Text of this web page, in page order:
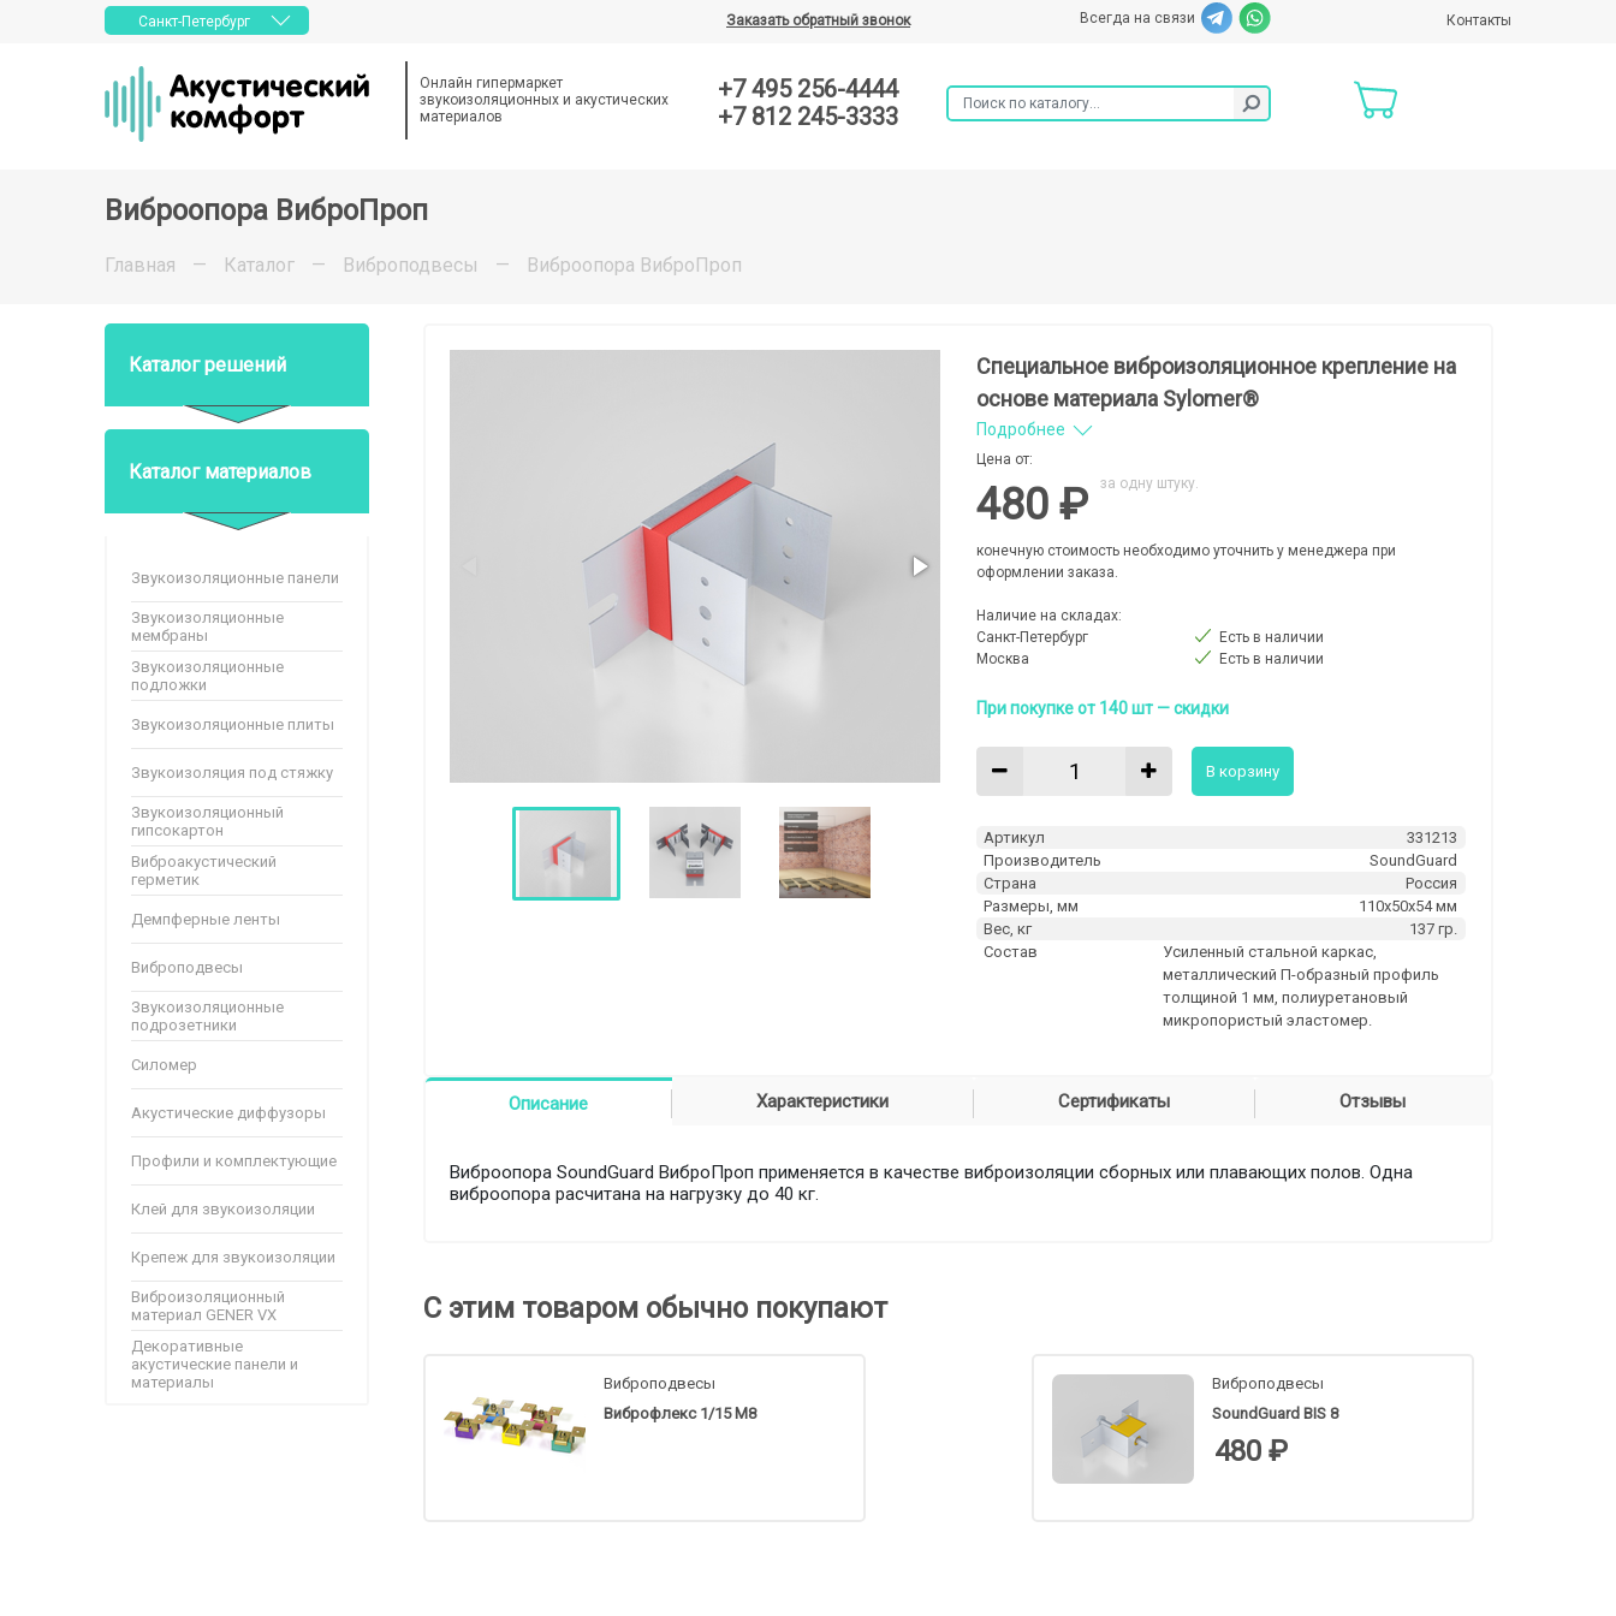
Санкт-Петербург Заказать обратный звонок Всегда на связи Контакты
Онлайн гипермаркет
звукоизоляционных и акустических
материалов
+7 495 256-4444
+7 812 245-3333
Виброопора ВиброПроп
Главная — Каталог — Виброподвесы — Виброопора ВиброПроп
Каталог решений
Каталог материалов
Звукоизоляционные панели
Звукоизоляционные
мембраны
Звукоизоляционные
подложки
Звукоизоляционные плиты
Звукоизоляция под стяжку
Звукоизоляционный
гипсокартон
Виброакустический
герметик
Демпферные ленты
Виброподвесы
Звукоизоляционные
подрозетники
Силомер
Акустические диффузоры
Профили и комплектующие
Клей для звукоизоляции
Крепеж для звукоизоляции
Виброизоляционный
материал GENER VX
Декоративные
акустические панели и
материалы
Специальное виброизоляционное крепление на
основе материала Sylomer®
Подробнее
Цена от:
480 ₽ за одну штуку.
конечную стоимость необходимо уточнить у менеджера при
оформлении заказа.
Наличие на складах:
Санкт-Петербург
Есть в наличии
Москва
Есть в наличии
При покупке от 140 шт — скидки
В корзину
Артикул
331213
Производитель
SoundGuard
Страна
Россия
Размеры, мм
110х50х54 мм
Вес, кг
137 гр.
Состав
Усиленный стальной каркас,
металлический П-образный профиль
толщиной 1 мм, полиуретановый
микропористый эластомер.
Описание Характеристики Сертификаты Отзывы
Виброопора SoundGuard ВиброПроп применяется в качестве виброизоляции сборных или плавающих полов. Одна
виброопора расчитана на нагрузку до 40 кг.
С этим товаром обычно покупают
Виброподвесы
Виброфлекс 1/15 М8
Виброподвесы
SoundGuard BIS 8
480 ₽